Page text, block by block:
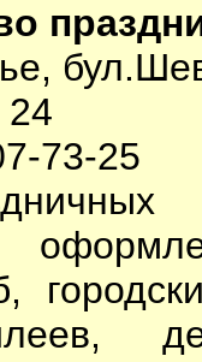
73-25